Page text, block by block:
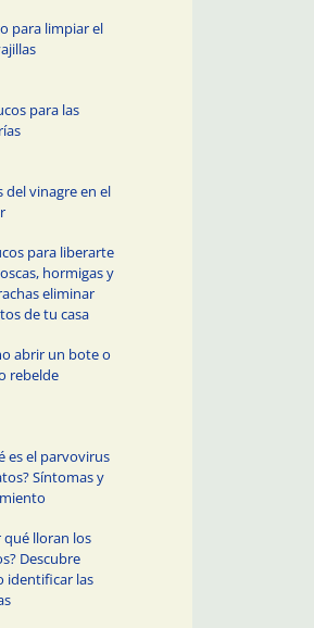
para limpiar el
para las
del vinagre en el
para liberarte
hormigas y
eliminar
de tu casa
abrir un bote o
rebelde
es el parvovirus
Síntomas y
qué lloran los
Descubre
identificar las